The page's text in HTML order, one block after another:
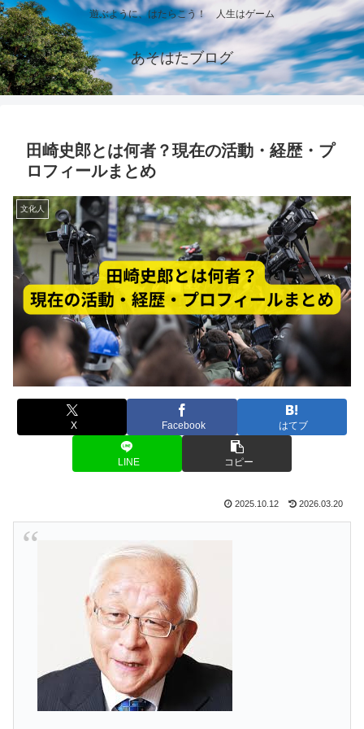
遊ぶように、はたらこう！ 人生はゲーム
あそはたブログ
田崎史郎とは何者？現在の活動・経歴・プ
ロフィールまとめ
文化人
X Facebook はてブ
LINE コピー
2025.10.12 2026.03.20